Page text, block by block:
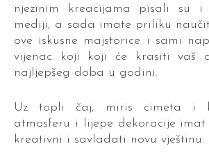
njezinim kreacijama pisali su i
mediji, a sada imate priliku
ove iskusne majstorice i sami
vijenac koji koji će krasiti vaš
najljepšeg doba u godini.
Uz topli čaj, miris cimeta i
atmosferu i lijepe dekoracije
kreativni i savladati novu vještinu.